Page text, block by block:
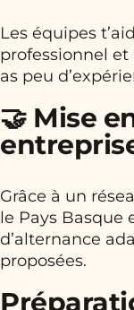
Les équipes
professionnel
as peu
🤝 Mise
Grâce à un
le Pays Basque
d’alternance
proposées.